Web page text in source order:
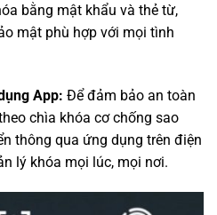
bằng mật khẩu và thẻ từ,
mật phù hợp với mọi tình
App: Để đảm bảo an toàn
chìa khóa cơ chống sao
thông qua ứng dụng trên điện
lý khóa mọi lúc, mọi nơi.